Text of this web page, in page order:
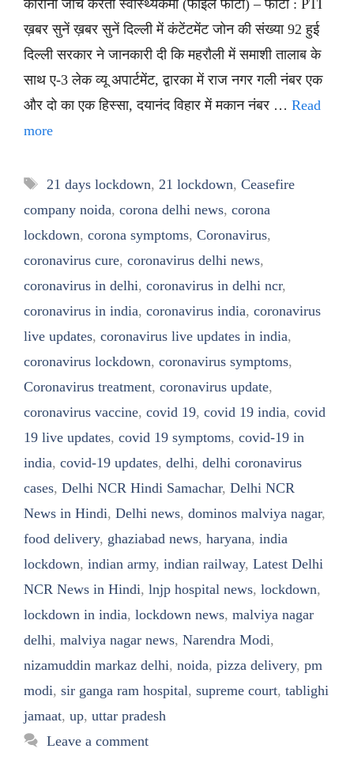
कोरोना जांच करता स्वास्थ्यकर्मी (फाइल फोटो) – फोटो : PTI
ख़बर सुनें ख़बर सुनें दिल्ली में कंटेंटमेंट जोन की संख्या 92 हुई
दिल्ली सरकार ने जानकारी दी कि महरौली में समाशी तालाब के
साथ ए-3 लेक व्यू अपार्टमेंट, द्वारका में राज नगर गली नंबर एक
और दो का एक हिस्सा, दयानंद विहार में मकान नंबर … Read
more
Tags
21 days lockdown, 21 lockdown, Ceasefire
company noida, corona delhi news, corona
lockdown, corona symptoms, Coronavirus,
coronavirus cure, coronavirus delhi news,
coronavirus in delhi, coronavirus in delhi ncr,
coronavirus in india, coronavirus india, coronavirus
live updates, coronavirus live updates in india,
coronavirus lockdown, coronavirus symptoms,
Coronavirus treatment, coronavirus update,
coronavirus vaccine, covid 19, covid 19 india, covid
19 live updates, covid 19 symptoms, covid-19 in
india, covid-19 updates, delhi, delhi coronavirus
cases, Delhi NCR Hindi Samachar, Delhi NCR
News in Hindi, Delhi news, dominos malviya nagar,
food delivery, ghaziabad news, haryana, india
lockdown, indian army, indian railway, Latest Delhi
NCR News in Hindi, lnjp hospital news, lockdown,
lockdown in india, lockdown news, malviya nagar
delhi, malviya nagar news, Narendra Modi,
nizamuddin markaz delhi, noida, pizza delivery, pm
modi, sir ganga ram hospital, supreme court, tablighi
jamaat, up, uttar pradesh
Leave a comment